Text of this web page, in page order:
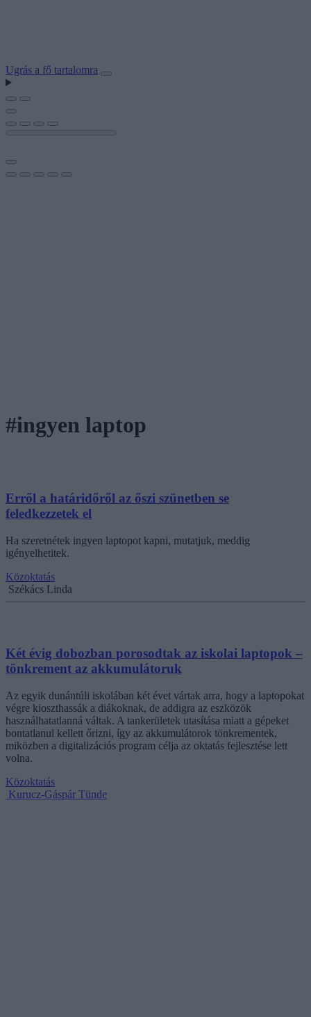
Ugrás a fő tartalomra
#ingyen laptop
Erről a határidőről az őszi szünetben se
feledkezzetek el
Ha szeretnétek ingyen laptopot kapni, mutatjuk, meddig
igényelhetitek.
Közoktatás
Székács Linda
Két évig dobozban porosodtak az iskolai laptopok –
tönkrement az akkumulátoruk
Az egyik dunántúli iskolában két évet vártak arra, hogy a laptopokat
végre kioszthassák a diákoknak, de addigra az eszközök
használhatatlanná váltak. A tankerületek utasítása miatt a gépeket
bontatlanul kellett őrizni, így az akkumulátorok tönkrementek,
miközben a digitalizációs program célja az oktatás fejlesztése lett
volna.
Közoktatás
Kurucz-Gáspár Tünde